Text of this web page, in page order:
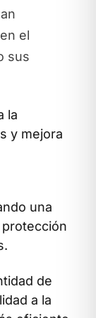
el
sus
la
y mejora
una
de
a la